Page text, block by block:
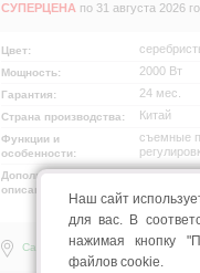
СУПЕРЦЕНА по 31 августа 2026
Цвет:
Мощность: 2000 Вт
Гарантия: 24 мес.
Страна производства: Китай
Функции и
особенности:
съемные
Дополнительное
описание:
В
Самовывоз: сегодня
Наш сайт
для вас. В
нажимая кнопку
файлов cookie.